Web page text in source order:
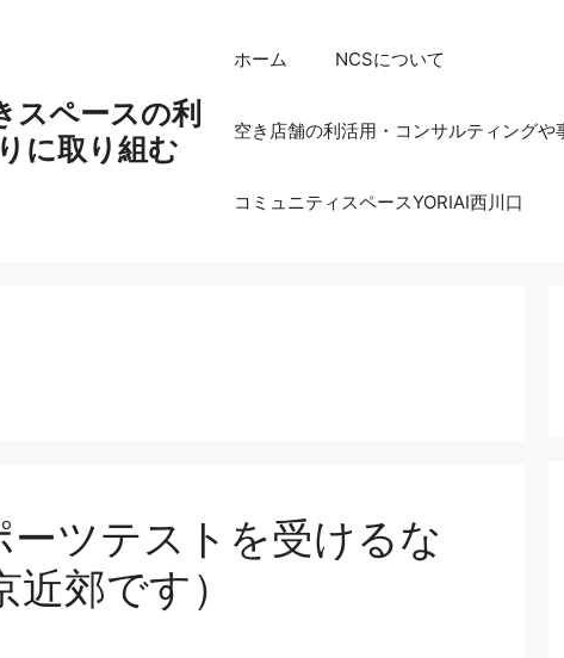
スペースの利
に取り組む
ホーム NCSについて
空き店舗の利活用・コンサルティングや
コミュニティスペースYORIAI西川口
ツテストを受けるな
郊です）